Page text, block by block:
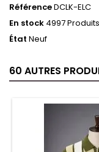
RéférenceDCLK-ELC
En stock 4997 Produits
État Neuf
60 AUTRES